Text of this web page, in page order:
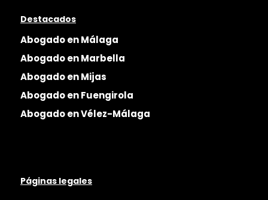
Destacados
Abogado en Málaga
Abogado en Marbella
Abogado en Mijas
Abogado en Fuengirola
Abogado en Vélez-Málaga
Páginas legales